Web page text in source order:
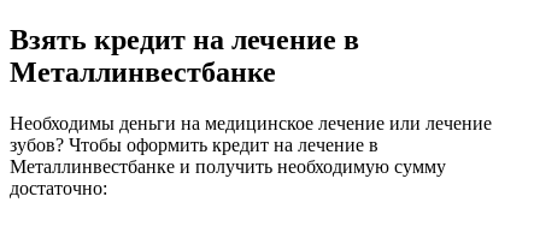
Взять кредит на лечение в
Металлинвестбанке
Необходимы деньги на медицинское лечение или лечение
зубов? Чтобы оформить кредит на лечение в
Металлинвестбанке и получить необходимую сумму
достаточно: